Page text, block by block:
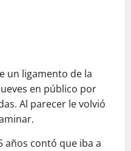
un ligamento de la
en público por
Al parecer le volvió
años contó que iba a